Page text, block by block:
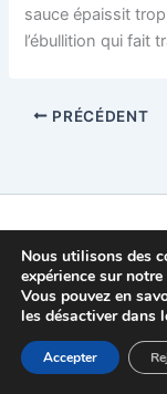
sauce épaissit
l’ébullition qui fait
PRÉCÉDENT
Nous utilisons des
expérience sur notre
Vous pouvez en
les désactiver dans
Accepter